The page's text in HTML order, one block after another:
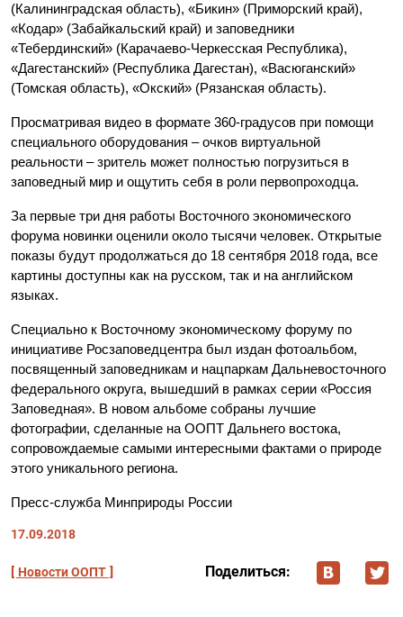
(Калининградская область), «Бикин» (Приморский край),
«Кодар» (Забайкальский край) и заповедники
«Тебердинский» (Карачаево-Черкесская Республика),
«Дагестанский» (Республика Дагестан), «Васюганский»
(Томская область), «Окский» (Рязанская область).
Просматривая видео в формате 360-градусов при помощи
специального оборудования – очков виртуальной
реальности – зритель может полностью погрузиться в
заповедный мир и ощутить себя в роли первопроходца.
За первые три дня работы Восточного экономического
форума новинки оценили около тысячи человек. Открытые
показы будут продолжаться до 18 сентября 2018 года, все
картины доступны как на русском, так и на английском
языках.
Специально к Восточному экономическому форуму по
инициативе Росзаповедцентра был издан фотоальбом,
посвященный заповедникам и нацпаркам Дальневосточного
федерального округа, вышедший в рамках серии «Россия
Заповедная». В новом альбоме собраны лучшие
фотографии, сделанные на ООПТ Дальнего востока,
сопровождаемые самыми интересными фактами о природе
этого уникального региона.
Пресс-служба Минприроды России
17.09.2018
Новости ООПТ Поделиться: